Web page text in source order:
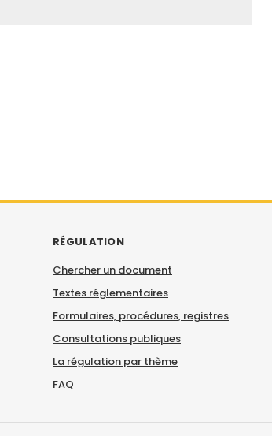
RÉGULATION
Chercher un document
Textes réglementaires
Formulaires, procédures, registres
Consultations publiques
La régulation par thème
FAQ